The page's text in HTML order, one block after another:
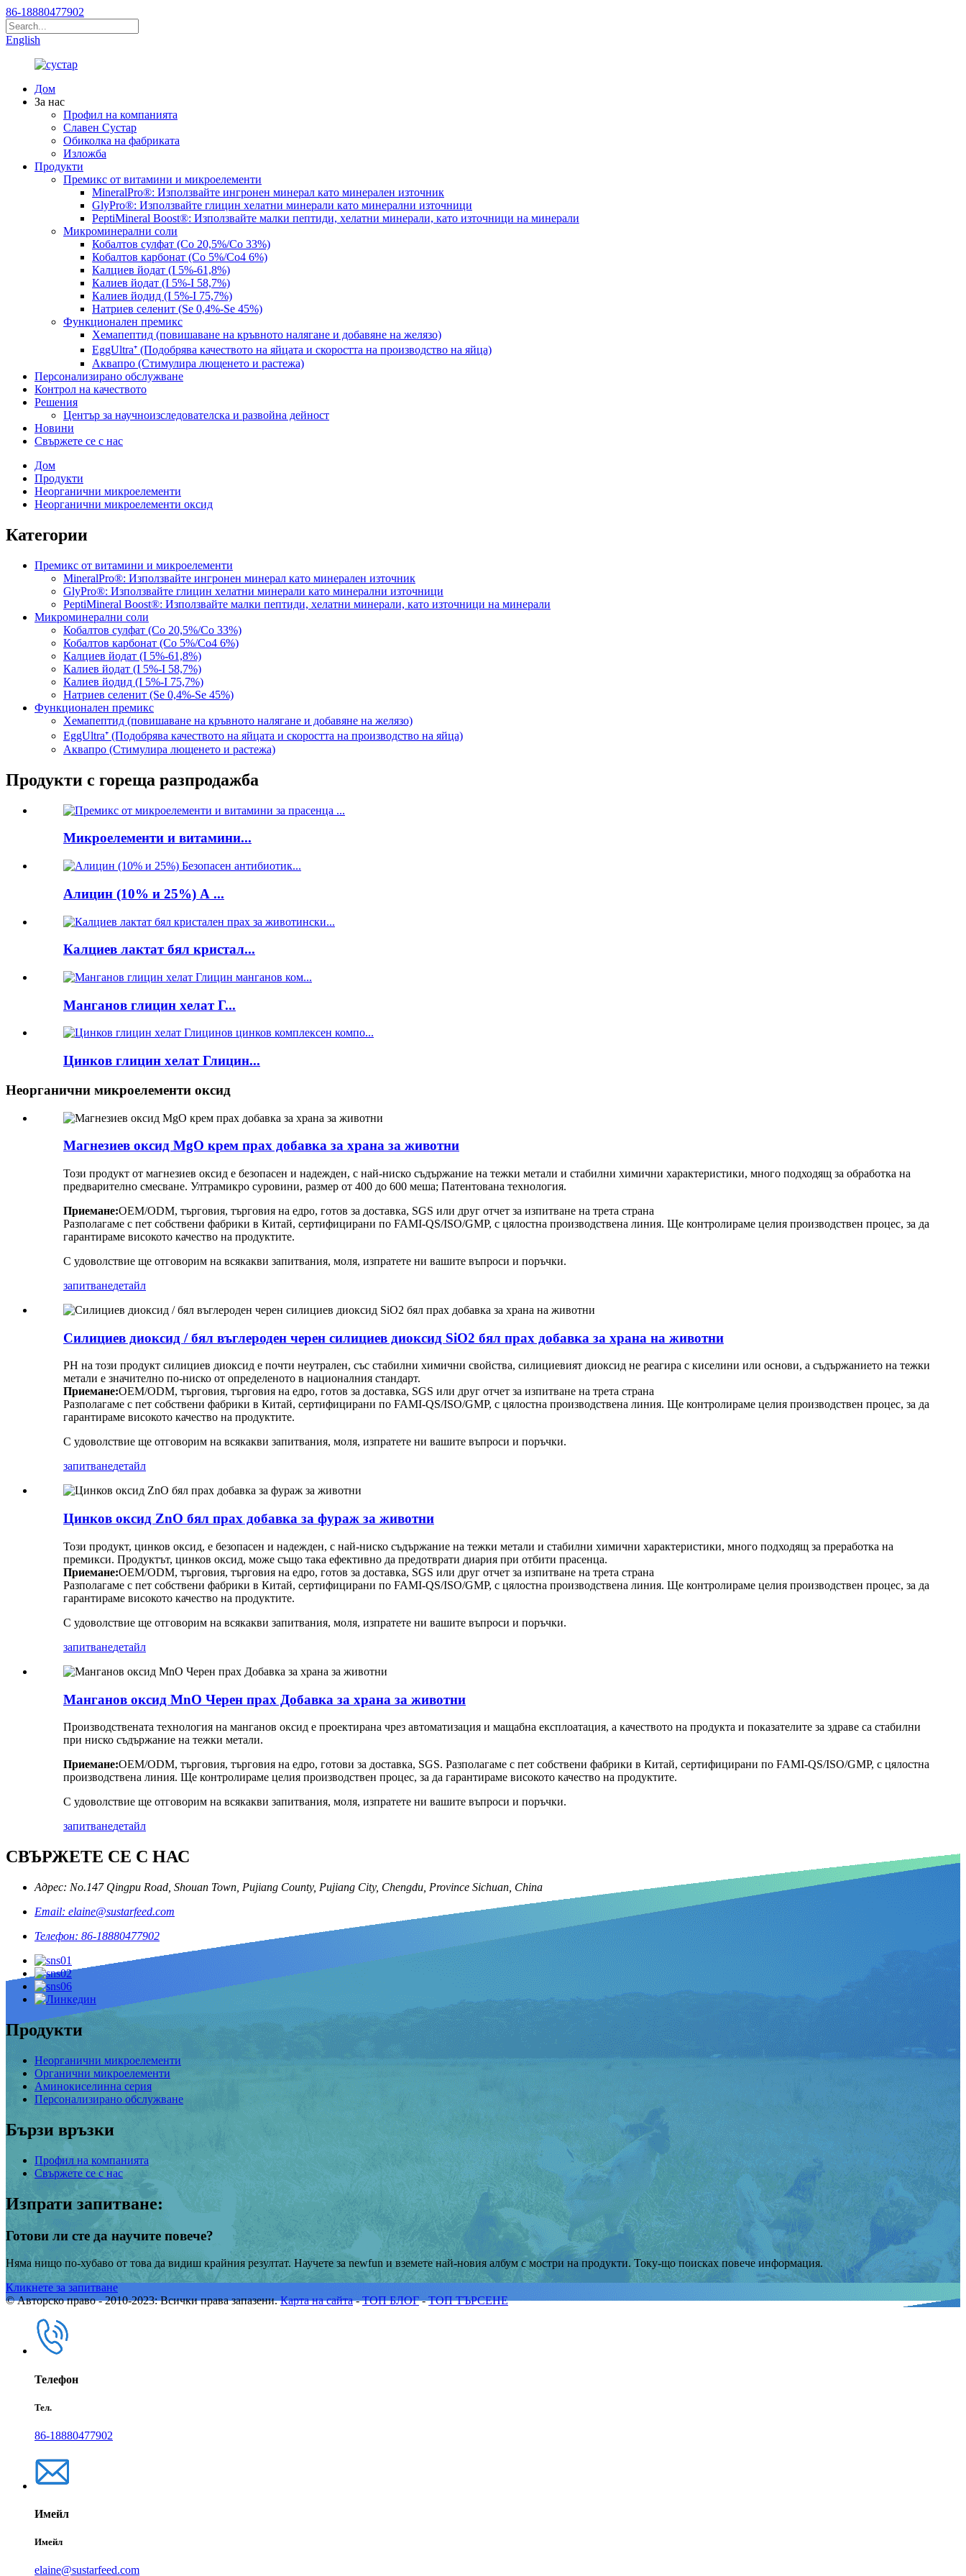
86-18880477902
English
Дом
За нас
Профил на компанията
Славен Сустар
Обиколка на фабриката
Изложба
Продукти
Премикс от витамини и микроелементи
MineralPro®: Използвайте ингронен минерал като минерален източник
GlyPro®: Използвайте глицин хелатни минерали като минерални източници
PeptiMineral Boost®: Използвайте малки пептиди, хелатни минерали, като източници на минерали
Микроминерални соли
Кобалтов сулфат (Co 20,5%/Co 33%)
Кобалтов карбонат (Co 5%/Co4 6%)
Калциев йодат (I 5%-61,8%)
Калиев йодат (I 5%-I 58,7%)
Калиев йодид (I 5%-I 75,7%)
Натриев селенит (Se 0,4%-Se 45%)
Функционален премикс
Хемапептид (повишаване на кръвното налягане и добавяне на желязо)
EggUltra⁺ (Подобрява качеството на яйцата и скоростта на производство на яйца)
Аквапро (Стимулира лющенето и растежа)
Персонализирано обслужване
Контрол на качеството
Решения
Център за научноизследователска и развойна дейност
Новини
Свържете се с нас
Дом
Продукти
Неорганични микроелементи
Неорганични микроелементи оксид
Категории
Премикс от витамини и микроелементи
MineralPro®: Използвайте ингронен минерал като минерален източник
GlyPro®: Използвайте глицин хелатни минерали като минерални източници
PeptiMineral Boost®: Използвайте малки пептиди, хелатни минерали, като източници на минерали
Микроминерални соли
Кобалтов сулфат (Co 20,5%/Co 33%)
Кобалтов карбонат (Co 5%/Co4 6%)
Калциев йодат (I 5%-61,8%)
Калиев йодат (I 5%-I 58,7%)
Калиев йодид (I 5%-I 75,7%)
Натриев селенит (Se 0,4%-Se 45%)
Функционален премикс
Хемапептид (повишаване на кръвното налягане и добавяне на желязо)
EggUltra⁺ (Подобрява качеството на яйцата и скоростта на производство на яйца)
Аквапро (Стимулира лющенето и растежа)
Продукти с гореща разпродажба
Микроелементи и витамини...
Алицин (10% и 25%) А ...
Калциев лактат бял кристал...
Манганов глицин хелат Г...
Цинков глицин хелат Глицин...
Неорганични микроелементи оксид
Магнезиев оксид MgO крем прах добавка за храна за животни
Този продукт от магнезиев оксид е безопасен и надежден, с най-ниско съдържание на тежки метали и стабилни химични характеристики, много подходящ за обработка на
предварително смесване. Ултрамикро суровини, размер от 400 до 600 меша; Патентована технология.
Приемане:OEM/ODM, търговия, търговия на едро, готов за доставка, SGS или друг отчет за изпитване на трета страна
Разполагаме с пет собствени фабрики в Китай, сертифицирани по FAMI-QS/ISO/GMP, с цялостна производствена линия. Ще контролираме целия производствен процес, за да
гарантираме високото качество на продуктите.
С удоволствие ще отговорим на всякакви запитвания, моля, изпратете ни вашите въпроси и поръчки.
запитванедетайл
Силициев диоксид / бял въглероден черен силициев диоксид SiO2 бял прах добавка за храна на животни
PH на този продукт силициев диоксид е почти неутрален, със стабилни химични свойства, силициевият диоксид не реагира с киселини или основи, а съдържанието на тежки
метали е значително по-ниско от определеното в националния стандарт.
Приемане:OEM/ODM, търговия, търговия на едро, готов за доставка, SGS или друг отчет за изпитване на трета страна
Разполагаме с пет собствени фабрики в Китай, сертифицирани по FAMI-QS/ISO/GMP, с цялостна производствена линия. Ще контролираме целия производствен процес, за да
гарантираме високото качество на продуктите.
С удоволствие ще отговорим на всякакви запитвания, моля, изпратете ни вашите въпроси и поръчки.
запитванедетайл
Цинков оксид ZnO бял прах добавка за фураж за животни
Този продукт, цинков оксид, е безопасен и надежден, с най-ниско съдържание на тежки метали и стабилни химични характеристики, много подходящ за преработка на
премикси. Продуктът, цинков оксид, може също така ефективно да предотврати диария при отбити прасенца.
Приемане:OEM/ODM, търговия, търговия на едро, готов за доставка, SGS или друг отчет за изпитване на трета страна
Разполагаме с пет собствени фабрики в Китай, сертифицирани по FAMI-QS/ISO/GMP, с цялостна производствена линия. Ще контролираме целия производствен процес, за да
гарантираме високото качество на продуктите.
С удоволствие ще отговорим на всякакви запитвания, моля, изпратете ни вашите въпроси и поръчки.
запитванедетайл
Манганов оксид MnO Черен прах Добавка за храна за животни
Производствената технология на манганов оксид е проектирана чрез автоматизация и мащабна експлоатация, а качеството на продукта и показателите за здраве са стабилни
при ниско съдържание на тежки метали.
Приемане:OEM/ODM, търговия, търговия на едро, готови за доставка, SGS. Разполагаме с пет собствени фабрики в Китай, сертифицирани по FAMI-QS/ISO/GMP, с цялостна
производствена линия. Ще контролираме целия производствен процес, за да гарантираме високото качество на продуктите.
С удоволствие ще отговорим на всякакви запитвания, моля, изпратете ни вашите въпроси и поръчки.
запитванедетайл
СВЪРЖЕТЕ СЕ С НАС
Адрес: No.147 Qingpu Road, Shouan Town, Pujiang County, Pujiang City, Chengdu, Province Sichuan, China
Email: elaine@sustarfeed.com
Телефон: 86-18880477902
Продукти
Неорганични микроелементи
Органични микроелементи
Аминокиселинна серия
Персонализирано обслужване
Бързи връзки
Профил на компанията
Свържете се с нас
Изпрати запитване:
Готови ли сте да научите повече?
Няма нищо по-хубаво от това да видиш крайния резултат. Научете за newfun и вземете най-новия албум с мостри на продукти. Току-що поисках повече информация.
Кликнете за запитване
© Авторско право - 2010-2023: Всички права запазени. Карта на сайта-ТОП БЛОГ-ТОП ТЪРСЕНЕ
Телефон
Тел.
86-18880477902
Имейл
Имейл
elaine@sustarfeed.com